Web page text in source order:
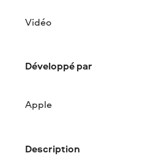
Vidéo
Développé par
Apple
Description